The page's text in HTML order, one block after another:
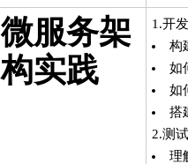
微服务架
构实践
1.开
构
如
如
搭
2.测
理